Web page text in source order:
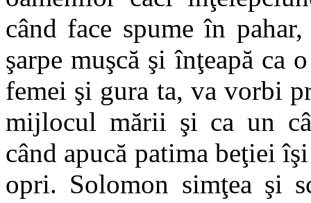
când face spume în
şarpe muşcă şi înţeapă ca
femei şi gura ta, va vorbi
mijlocul mării şi ca un
când apucă patima beţiei
opri. Solomon simţea şi